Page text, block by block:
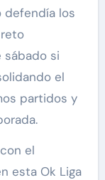
defendía los
si
el
partidos y
el
esta Ok Liga